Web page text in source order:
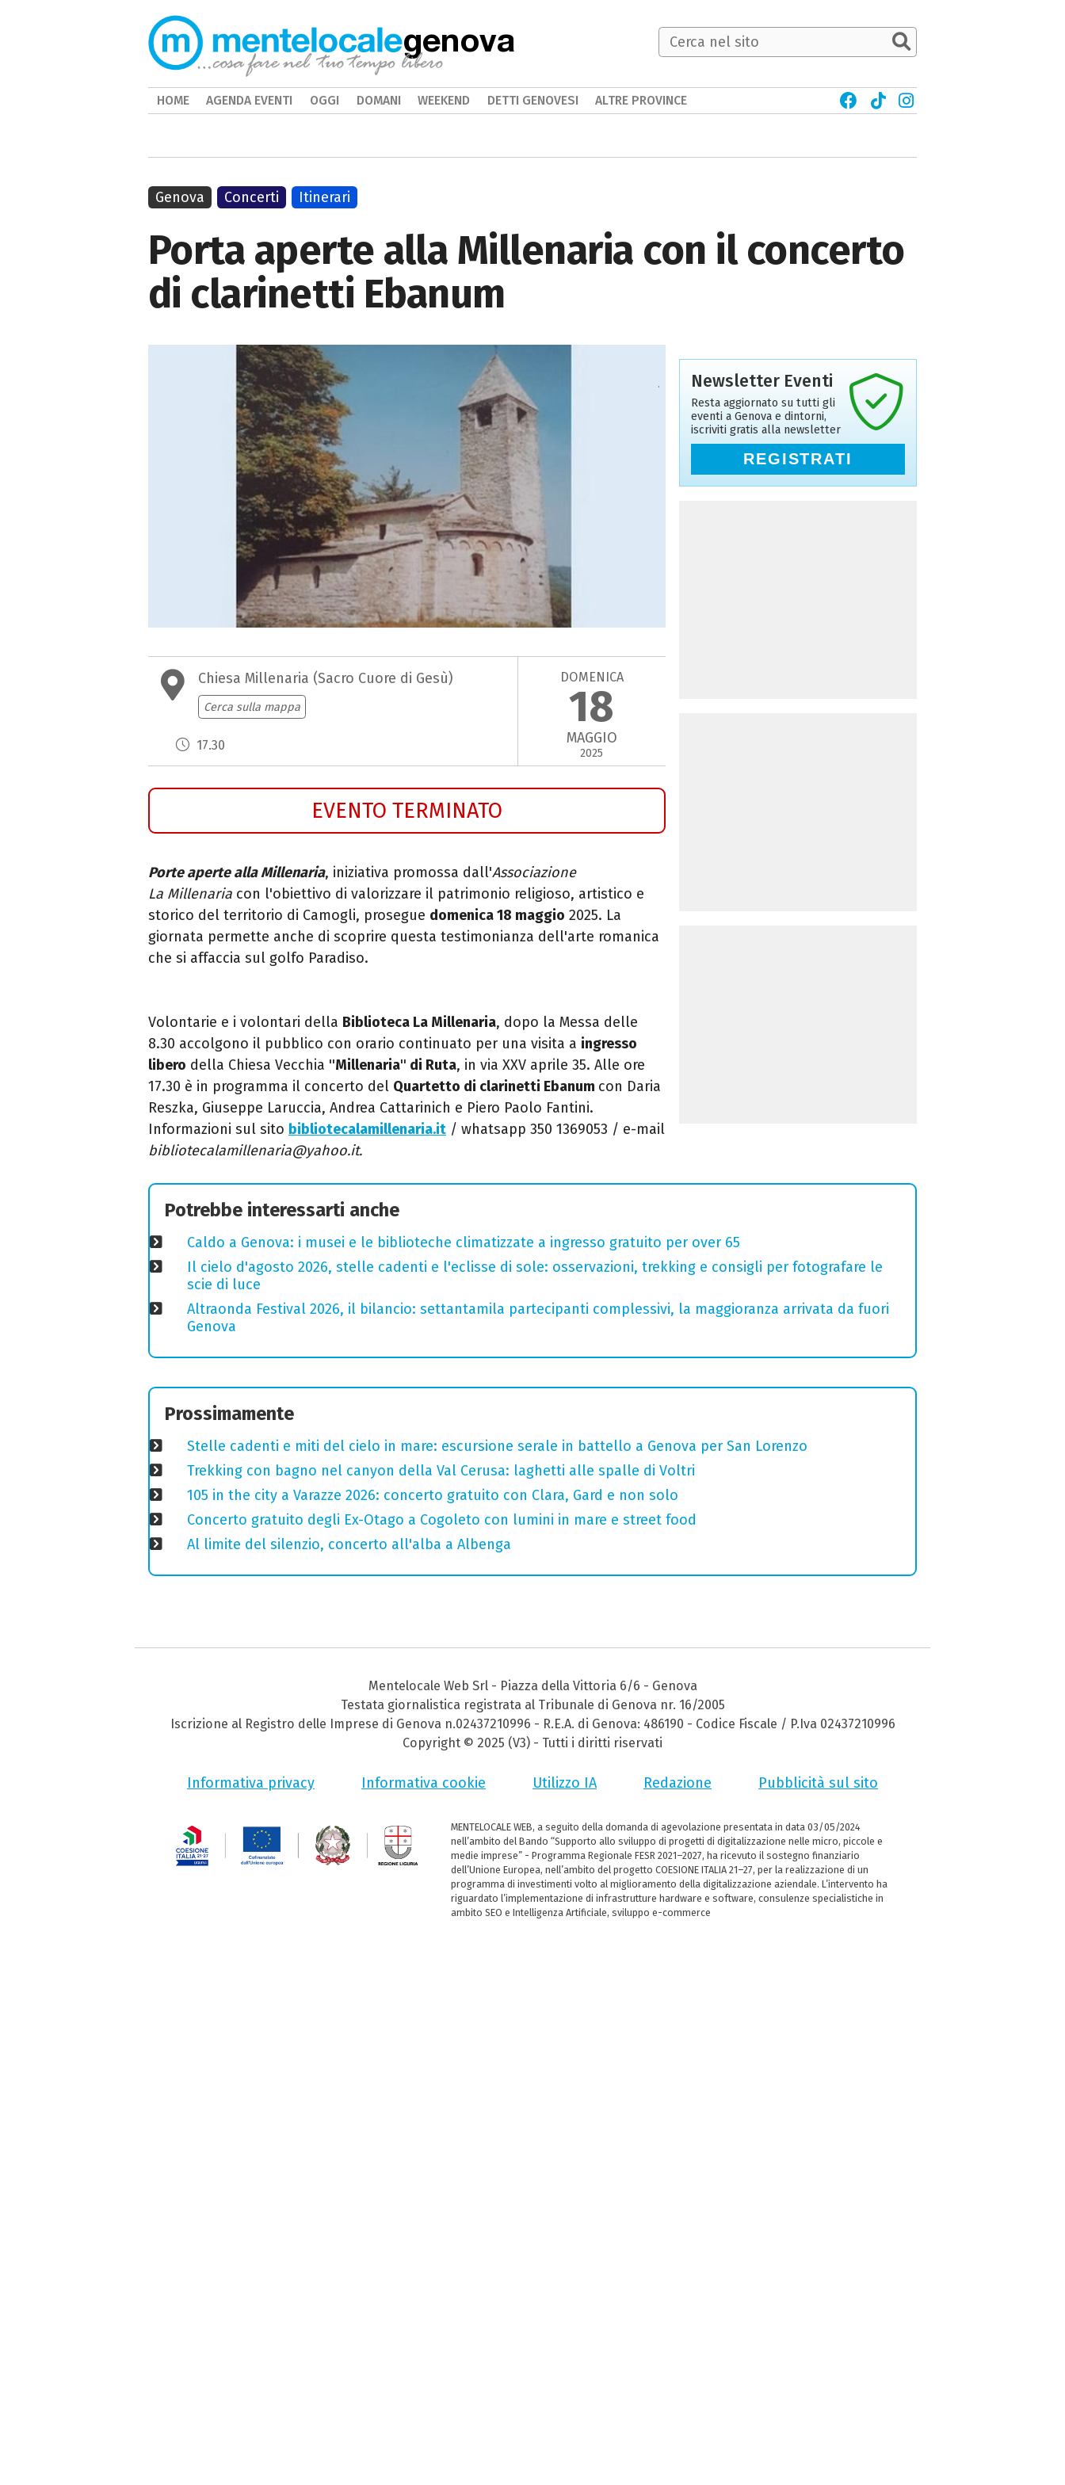
Porta aperte alla Millenaria con il concerto
di clarinetti Ebanum
Chiesa Millenaria (Sacro Cuore di Gesù)
Cerca sulla mappa
17.30
DOMENICA
18
MAGGIO
2025
EVENTO TERMINATO
Porte aperte allaMillenaria, iniziativa promossa dall'Associazione
La Millenaria con l'obiettivo di valorizzare il patrimonio religioso, artistico e
storico del territorio di Camogli, prosegue domenica 18 maggio 2025. La
giornata permette anche di scoprire questa testimonianza dell'arte romanica
che si affaccia sul golfo Paradiso.
Volontarie e i volontari della Biblioteca La Millenaria, dopo la Messa delle
8.30 accolgono il pubblico con orario continuato per una visita a ingresso
libero della Chiesa Vecchia ''Millenaria'' di Ruta, in via XXV aprile 35. Alle ore
17.30 è in programma il concerto del Quartetto di clarinetti Ebanum con Daria
Reszka, Giuseppe Laruccia, Andrea Cattarinich e Piero Paolo Fantini.
Informazioni sul sito bibliotecalamillenaria.it / whatsapp 350 1369053 / e-mail
bibliotecalamillenaria@yahoo.it.
Genova Concerti Itinerari
Newsletter Eventi
Resta aggiornato su tutti gli
eventi a Genova e dintorni,
iscriviti gratis alla newsletter
REGISTRATI
Potrebbe interessarti anche
Caldo a Genova: i musei e le biblioteche climatizzate a ingresso gratuito per over 65
Il cielo d'agosto 2026, stelle cadenti e l'eclisse di sole: osservazioni, trekking e consigli per fotografare le
scie di luce
Altraonda Festival 2026, il bilancio: settantamila partecipanti complessivi, la maggioranza arrivata da fuori
Genova
Prossimamente
Stelle cadenti e miti del cielo in mare: escursione serale in battello a Genova per San Lorenzo
Trekking con bagno nel canyon della Val Cerusa: laghetti alle spalle di Voltri
105 in the city a Varazze 2026: concerto gratuito con Clara, Gard e non solo
Concerto gratuito degli Ex-Otago a Cogoleto con lumini in mare e street food
Al limite del silenzio, concerto all'alba a Albenga
genova
HOME AGENDA EVENTI OGGI DOMANI WEEKEND DETTI GENOVESI ALTRE PROVINCE
Mentelocale Web Srl - Piazza della Vittoria 6/6 - Genova
Testata giornalistica registrata al Tribunale di Genova nr. 16/2005
Iscrizione al Registro delle Imprese di Genova n.02437210996 - R.E.A. di Genova: 486190 - Codice Fiscale / P.Iva 02437210996
Copyright © 2025 (V3) - Tutti i diritti riservati
Informativa privacy Informativa cookie Utilizzo IA Redazione Pubblicità sul sito
MENTELOCALE WEB, a seguito della domanda di agevolazione presentata in data 03/05/2024
nell’ambito del Bando “Supporto allo sviluppo di progetti di digitalizzazione nelle micro, piccole e
medie imprese” - Programma Regionale FESR 2021–2027, ha ricevuto il sostegno finanziario
dell’Unione Europea, nell’ambito del progetto COESIONE ITALIA 21–27, per la realizzazione di un
programma di investimenti volto al miglioramento della digitalizzazione aziendale. L’intervento ha
riguardato l’implementazione di infrastrutture hardware e software, consulenze specialistiche in
ambito SEO e Intelligenza Artificiale, sviluppo e-commerce